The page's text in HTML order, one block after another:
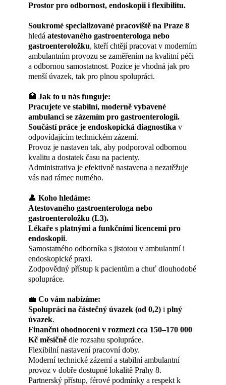
Prostor pro odbornost, endoskopii i flexibilitu.
Soukromé specializované pracoviště na Praze 8
hledá atestovaného gastroenterologa nebo
gastroenteroložku, kteří chtějí pracovat v moderním
ambulantním provozu se zaměřením na kvalitní péči
a odbornou samostatnost. Pozice je vhodná jak pro
menší úvazek, tak pro plnou spolupráci.
🏥 Jak to u nás funguje:
Pracujete ve stabilní, moderně vybavené
ambulanci se zázemím pro gastroenterologii.
Součástí práce je endoskopická diagnostika v
odpovídajícím technickém zázemí.
Provoz je nastaven tak, aby podporoval odbornou
kvalitu a dostatek času na pacienty.
Administrativa je efektivně nastavena a nezatěžuje
vás nad rámec nutného.
👤 Koho hledáme:
Atestovaného gastroenterologa nebo
gastroenteroložku (L3).
Lékaře s platnými a funkčními licencemi pro
endoskopii.
Samostatného odborníka s jistotou v ambulantní i
endoskopické praxi.
Zodpovědný přístup k pacientům a chuť dlouhodobé
spolupráce.
💼 Co vám nabízíme:
Spolupráci na částečný úvazek (od 0,2) i plný
úvazek.
Finanční ohodnocení v rozmezí cca 150–170 000
Kč měsíčně dle rozsahu spolupráce.
Flexibilní nastavení pracovní doby.
Moderní technické zázemí a stabilní ambulantní
provoz v dobře dostupné lokalitě Prahy 8.
Partnerský přístup, férové podmínky a respekt k